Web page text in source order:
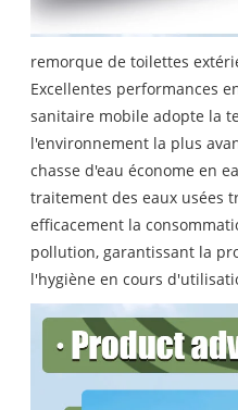
remorque de toilettes
Excellentes performances
sanitaire mobile adopte la
l'environnement la plus
chasse d'eau économe en
traitement des eaux usées
efficacement la
pollution, garantissant la
l'hygiène en cours